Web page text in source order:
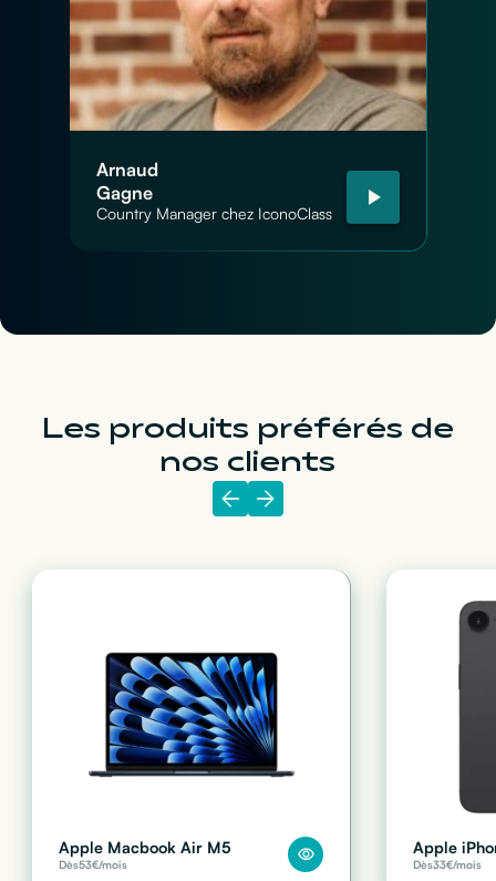
Arnaud
Gagne
Country Manager chez IconoClass
Les produits préférés de
nos clients
Apple Macbook Air M5
Dès53€/mois
Apple
Dès33€/mois